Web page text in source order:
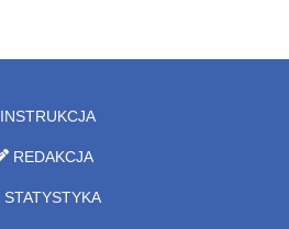
INSTRUKCJA
REDAKCJA
STATYSTYKA